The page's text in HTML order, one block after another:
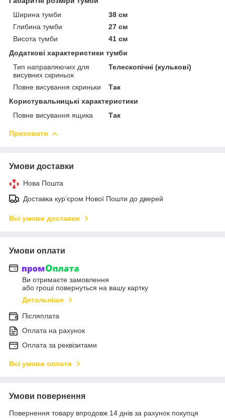
Ширина тумби
38 см
Глибина тумби
27 см
Висота тумби
41 см
Додаткові характеристики тумби
Тип направляючих для
висувних скриньок
Телескопічні (кулькові)
Повне висування скриньки
Так
Користувальницькі характеристики
Повне висування ящика
Так
Приховати
Умови доставки
Нова Пошта
Доставка кур’єром Нової Пошти до дверей
Всі умови доставки
Умови оплати
Ви отримаєте замовлення
або гроші повернуться на вашу картку
Детальніше
Післяплата
Оплата на рахунок
Оплата за реквізитами
Всі умови оплати
Умови повернення
Повернення товару впродовж 14 днів за рахунок покупця